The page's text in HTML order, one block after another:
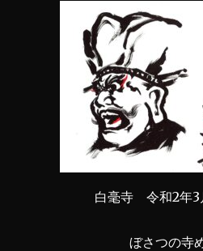
白毫寺 令和2年3
ぼさつの寺